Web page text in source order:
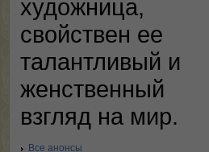
художница,
свойствен ее
талантливый и
женственный
взгляд на мир.
Все анонсы